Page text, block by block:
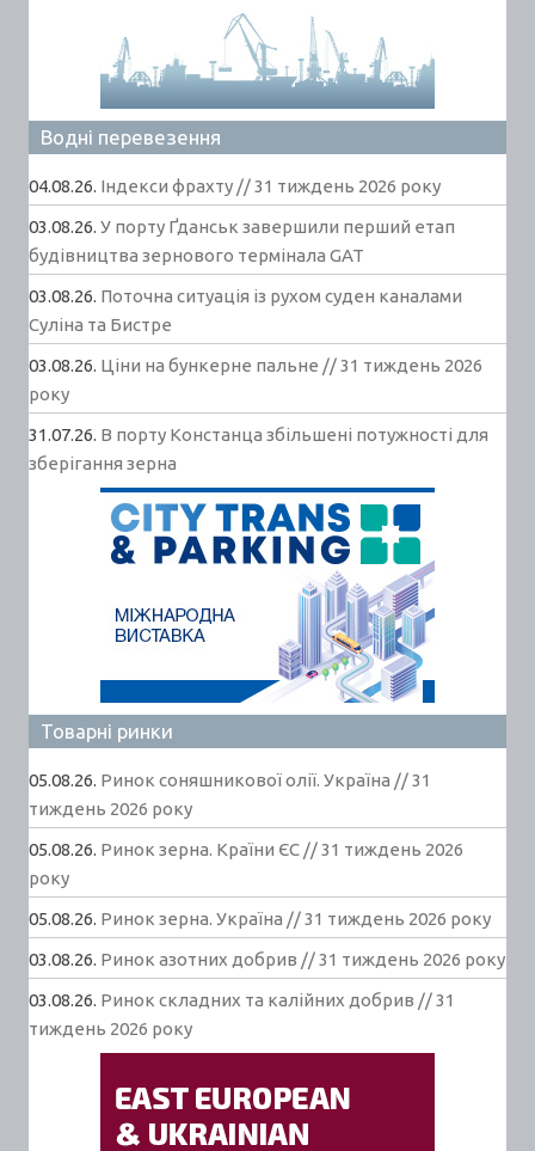
Водні перевезення
04.08.26. Індекси фрахту // 31 тиждень 2026 року
03.08.26. У порту Ґданськ завершили перший етап
будівництва зернового термінала GAT
03.08.26. Поточна ситуація із рухом суден каналами
Суліна та Бистре
03.08.26. Ціни на бункерне пальне // 31 тиждень 2026
року
31.07.26. В порту Констанца збільшені потужності для
зберігання зерна
Товарні ринки
05.08.26. Ринок соняшникової олії. Україна // 31
тиждень 2026 року
05.08.26. Ринок зерна. Країни ЄС // 31 тиждень 2026
року
05.08.26. Ринок зерна. Україна // 31 тиждень 2026 року
03.08.26. Ринок азотних добрив // 31 тиждень 2026 року
03.08.26. Ринок складних та калійних добрив // 31
тиждень 2026 року